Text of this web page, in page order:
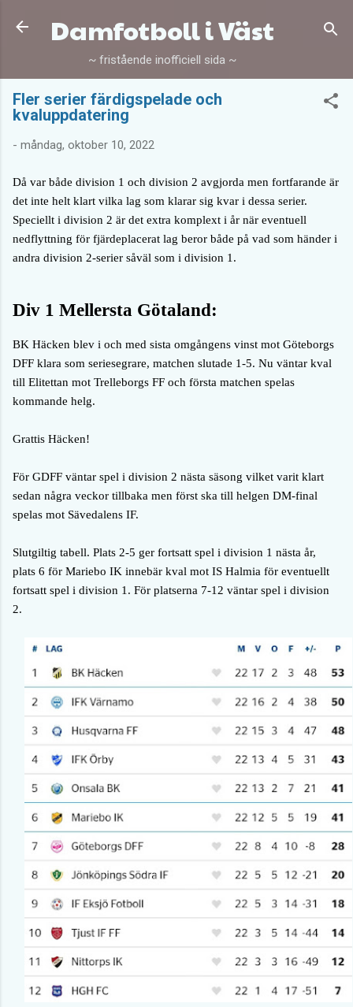
Fortsätt till huvudinnehåll
Damfotboll i Väst
~ fristående inofficiell sida ~
Fler serier färdigspelade och
kvaluppdatering
- måndag, oktober 10, 2022
Då var både division 1 och division 2 avgjorda men fortfarande är
det inte helt klart vilka lag som klarar sig kvar i dessa serier.
Speciellt i division 2 är det extra komplext i år när eventuell
nedflyttning för fjärdeplacerat lag beror både på vad som händer i
andra division 2-serier såväl som i division 1.
Div 1 Mellersta Götaland:
BK Häcken blev i och med sista omgångens vinst mot Göteborgs
DFF klara som seriesegrare, matchen slutade 1-5. Nu väntar kval
till Elitettan mot Trelleborgs FF och första matchen spelas
kommande helg.
Grattis Häcken!
För GDFF väntar spel i division 2 nästa säsong vilket varit klart
sedan några veckor tillbaka men först ska till helgen DM-final
spelas mot Sävedalens IF.
Slutgiltig tabell. Plats 2-5 ger fortsatt spel i division 1 nästa år,
plats 6 för Mariebo IK innebär kval mot IS Halmia för eventuellt
fortsatt spel i division 1. För platserna 7-12 väntar spel i division
2.